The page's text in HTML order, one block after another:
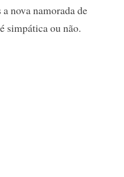
nova namorada de
simpática ou não.